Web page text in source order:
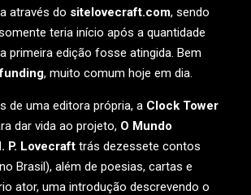
através do sitelovecraft.com, sendo
teria início após a quantidade
primeira edição fosse atingida. Bem
, muito comum hoje em dia.
de uma editora própria, a Clock Tower
dar vida ao projeto, O Mundo
P. Lovecraft trás dezessete contos
Brasil), além de poesias, cartas e
ator, uma introdução descrevendo o